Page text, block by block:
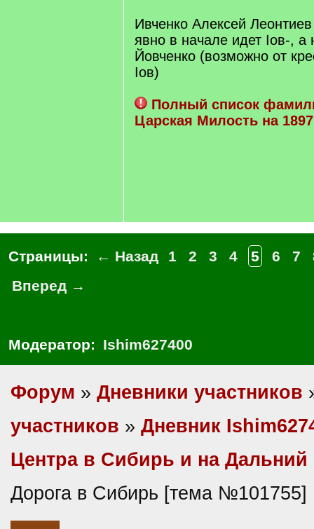
Ивченко Алексей
явно в начале идет Іов-, а
Йовченко (возможно от
Іов)
Полный список
Царская Милость на
Страницы: ← Назад 1 2 3 4 5 6 7
Вперед →
Модератор: Ishim627400
Форум » Дневники участников
участников » Дневник
Центра в Сибирь и на Дальний
Дорога в Сибирь [тема №101755]